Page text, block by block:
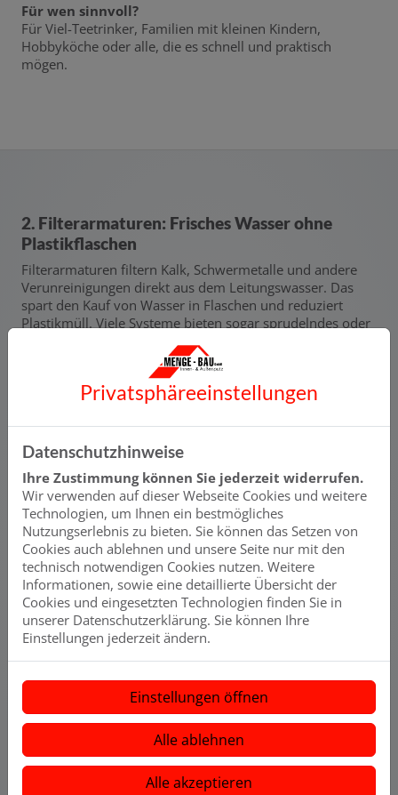
Für wen sinnvoll?
Für Viel-Teetrinker, Familien mit kleinen Kindern,
Hobbyköche oder alle, die es schnell und praktisch
mögen.
2. Filterarmaturen: Frisches Wasser ohne
Plastikflaschen
Filterarmaturen filtern Kalk, Schwermetalle und andere
Verunreinigungen direkt aus dem Leitungswasser. Das
spart den Kauf von Wasser in Flaschen und reduziert
Plastikmüll. Viele Systeme bieten sogar sprudelndes oder
Trinkwasser legt oder in Regionen mit hoher Wasserhärte
wohnt, profitiert besonders.
Umweltfreundlich: Vermeidet Plastikmüll durch den
Verzicht auf Flaschenwasser
Verbesserter Geschmack: Frisches, gesundes Wasser
direkt aus dem Hahn
Bequem und hygienisch – kein Umfüllen von Wasser
notwendig
Für wen sinnvoll?
Für Haushalte, die viel Wasser trinken, Wert auf gute
Wasserqualität legen oder empfindliche Geräte (z. B.
Kaffeemaschine) schützen wollen.
Bild: Grohe Blue
Privatsphäre­einstellungen
Datenschutzhinweise
Ihre Zustimmung können Sie jederzeit widerrufen.
Wir verwenden auf dieser Webseite Cookies und weitere
Technologien, um Ihnen ein bestmögliches
Nutzungserlebnis zu bieten. Sie können das Setzen von
Cookies auch ablehnen und unsere Seite nur mit den
technisch notwendigen Cookies nutzen. Weitere
Informationen, sowie eine detaillierte Übersicht der
Cookies und eingesetzten Technologien finden Sie in
unserer Datenschutzerklärung. Sie können Ihre
Einstellungen jederzeit ändern.
Einstellungen öffnen
Alle ablehnen
Alle akzeptieren